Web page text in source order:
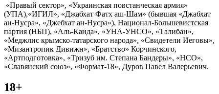
«Правый сектор», «Украинская повстанческая армия»
(УПА),«ИГИЛ», «Джабхат Фатх аш-Шам» (бывшая «Джабхат
ан-Нусра», «Джебхат ан-Нусра»), Национал-Большевистская
партия (НБП), «Аль-Каида», «УНА-УНСО», «Талибан»,
«Меджлис крымско-татарского народа», «Свидетели Иеговы»,
«Мизантропик Дивижн», «Братство» Корчинского,
«Артподготовка», «Тризуб им. Степана Бандеры», «НСО»,
«Славянский союз», «Формат-18», Дуров Павел Валерьевич.
18+